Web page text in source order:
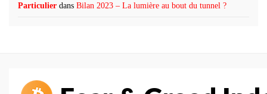
Particulier dans Bilan 2023 – La lumière au bout du tunnel ?